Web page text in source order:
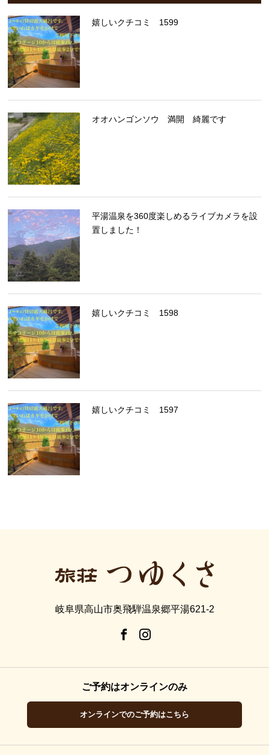
嬉しいクチコミ 1599
オオハンゴンソウ 満開 綺麗です
平湯温泉を360度楽しめるライブカメラを設
置しました！
嬉しいクチコミ 1598
嬉しいクチコミ 1597
岐阜県高山市奥飛騨温泉郷平湯621-2
ご予約はオンラインのみ
オンラインでのご予約はこちら